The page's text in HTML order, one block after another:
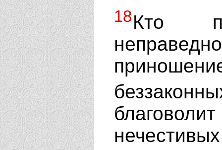
18Кто